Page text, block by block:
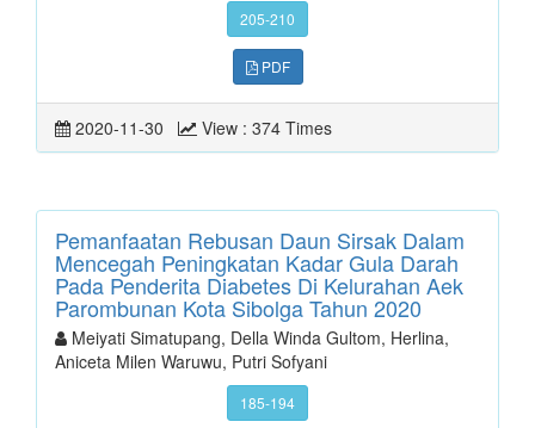
205-210
PDF
2020-11-30 View : 374 Times
Pemanfaatan Rebusan Daun Sirsak Dalam
Mencegah Peningkatan Kadar Gula Darah
Pada Penderita Diabetes Di Kelurahan Aek
Parombunan Kota Sibolga Tahun 2020
Meiyati Simatupang, Della Winda Gultom, Herlina,
Aniceta Milen Waruwu, Putri Sofyani
185-194